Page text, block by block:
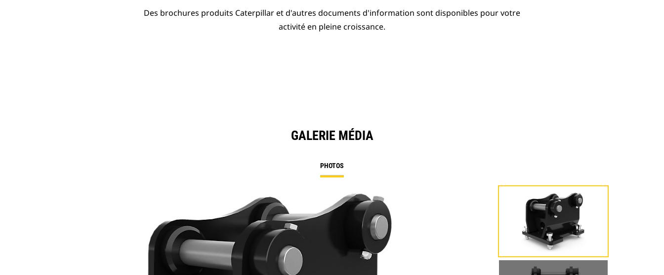
Des brochures produits Caterpillar et d'autres documents d'information sont disponibles pour votre
activité en pleine croissance.
GALERIE MÉDIA
PHOTOS